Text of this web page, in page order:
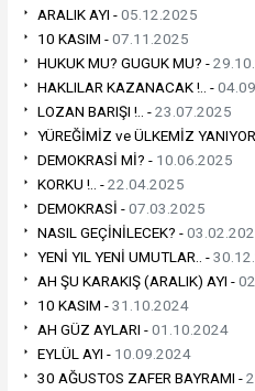
ARALIK AYI -05.12.2025
10 KASIM -07.11.2025
HUKUK MU? GUGUK MU? -
HAKLILAR KAZANACAK !.. -
LOZAN BARIŞI !.. -23.07.2025
YÜREĞİMİZ ve ÜLKEMİZ
DEMOKRASİ Mİ? - 10.06.2025
KORKU !.. -22.04.2025
DEMOKRASİ -07.03.2025
NASIL GEÇİNİLECEK? -
YENİ YIL YENİ UMUTLAR.. -
AH ŞU KARAKIŞ (ARALIK) AYI -
10 KASIM -31.10.2024
AH GÜZ AYLARI -01.10.2024
EYLÜL AYI - 10.09.2024
30 AĞUSTOS ZAFER BAYRAMI -